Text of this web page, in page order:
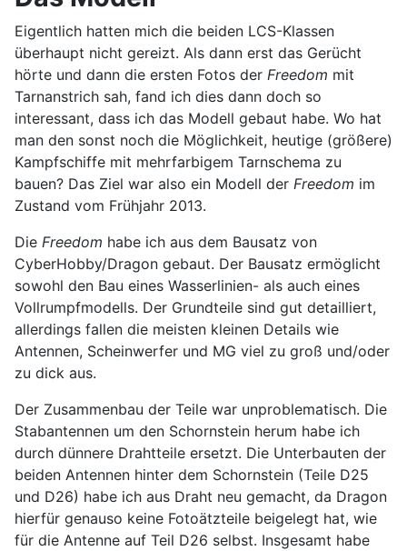
Eigentlich hatten mich die beiden LCS-Klassen
überhaupt nicht gereizt. Als dann erst das Gerücht
hörte und dann die ersten Fotos der Freedom mit
Tarnanstrich sah, fand ich dies dann doch so
interessant, dass ich das Modell gebaut habe. Wo hat
man den sonst noch die Möglichkeit, heutige (größere)
Kampfschiffe mit mehrfarbigem Tarnschema zu
bauen? Das Ziel war also ein Modell der Freedom im
Zustand vom Frühjahr 2013.
Die Freedom habe ich aus dem Bausatz von
CyberHobby/Dragon gebaut. Der Bausatz ermöglicht
sowohl den Bau eines Wasserlinien- als auch eines
Vollrumpfmodells. Der Grundteile sind gut detailliert,
allerdings fallen die meisten kleinen Details wie
Antennen, Scheinwerfer und MG viel zu groß und/oder
zu dick aus.
Der Zusammenbau der Teile war unproblematisch. Die
Stabantennen um den Schornstein herum habe ich
durch dünnere Drahtteile ersetzt. Die Unterbauten der
beiden Antennen hinter dem Schornstein (Teile D25
und D26) habe ich aus Draht neu gemacht, da Dragon
hierfür genauso keine Fotoätzteile beigelegt hat, wie
für die Antenne auf Teil D26 selbst. Insgesamt habe